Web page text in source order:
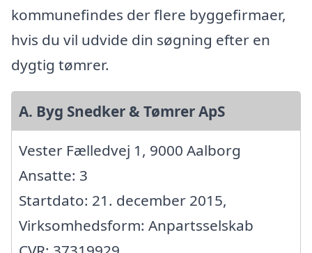
kommunefindes der flere byggefirmaer,
hvis du vil udvide din søgning efter en
dygtig tømrer.
A. Byg Snedker & Tømrer ApS
Vester Fælledvej 1, 9000 Aalborg
Ansatte: 3
Startdato: 21. december 2015,
Virksomhedsform: Anpartsselskab